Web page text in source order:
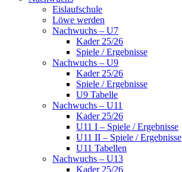
Eislaufschule
Löwe werden
Nachwuchs – U7
Kader 25/26
Spiele / Ergebnisse
Nachwuchs – U9
Kader 25/26
Spiele / Ergebnisse
U9 Tabelle
Nachwuchs – U11
Kader 25/26
U11 I – Spiele / Ergebnisse
U11 II – Spiele / Ergebnisse
U11 Tabellen
Nachwuchs – U13
Kader 25/26